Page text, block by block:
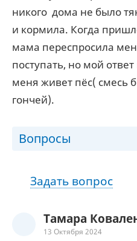
никого дома не было
и кормила. Когда
мама переспросила
поступать, но мой
меня живет пёс( смесь
гончей).
Вопросы
Задать вопрос
Тамара
13 Октября 2024